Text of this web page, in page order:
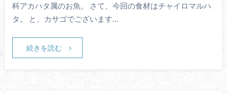
科アカハタ属のお魚。 さて、今回の食材はチャイロマルハ
タ。 と、カサゴでございます…
続きを読む